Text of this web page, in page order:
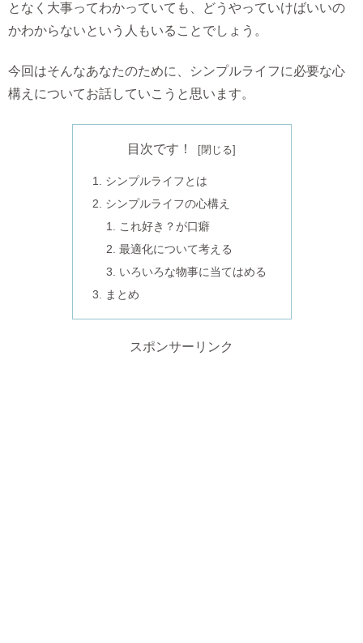
となく大事ってわかっていても、どうやっていけばいいの
かわからないという人もいることでしょう。
今回はそんなあなたのために、シンプルライフに必要な心
構えについてお話していこうと思います。
目次です！
シンプルライフとは
シンプルライフの心構え
これ好き？が口癖
最適化について考える
いろいろな物事に当てはめる
まとめ
スポンサーリンク